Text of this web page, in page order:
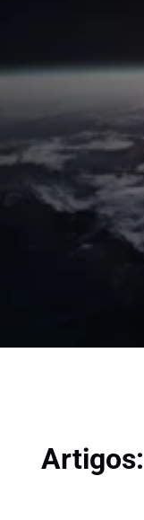
Artigos: